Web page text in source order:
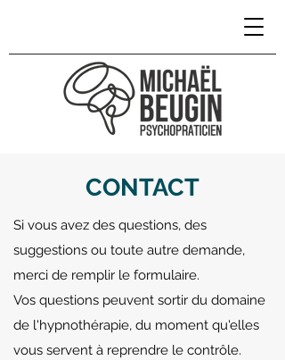
CONTACT
Si vous avez des questions, des
suggestions ou toute autre demande,
merci de remplir le formulaire.
Vos questions peuvent sortir du domaine
de l'hypnothérapie, du moment qu'elles
vous servent à reprendre le contrôle.